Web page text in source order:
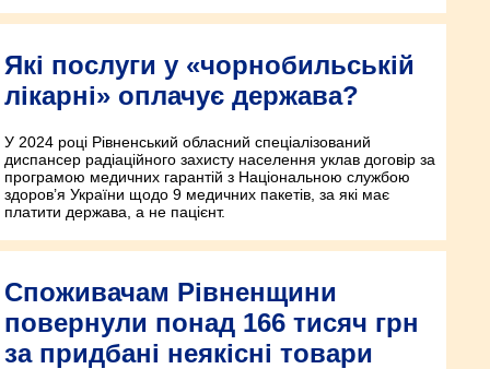
Які послуги у «чорнобильській
лікарні» оплачує держава?
У 2024 році Рівненський обласний спеціалізований
диспансер радіаційного захисту населення уклав договір за
програмою медичних гарантій з Національною службою
здоров’я України щодо 9 медичних пакетів, за які має
платити держава, а не пацієнт.
Споживачам Рівненщини
повернули понад 166 тисяч грн
за придбані неякісні товари